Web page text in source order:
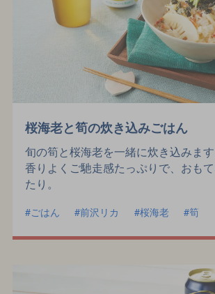
桜海老と筍の炊き込みごはん
旬の筍と桜海老を一緒に炊き込みます
香りよくご馳走感たっぷりで、おも
たり。
ごはん 前沢リカ 桜海老 筍